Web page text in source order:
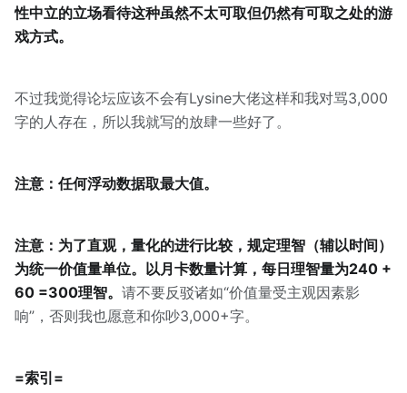
性中立的立场看待这种虽然不太可取但仍然有可取之处的游
戏方式。
不过我觉得论坛应该不会有Lysine大佬这样和我对骂3,000
字的人存在，所以我就写的放肆一些好了。
注意：任何浮动数据取最大值。
注意：为了直观，量化的进行比较，规定理智（辅以时间）
为统一价值量单位。以月卡数量计算，每日理智量为240 +
60 =300理智。 请不要反驳诸如“价值量受主观因素影
响”，否则我也愿意和你吵3,000+字。
=索引=